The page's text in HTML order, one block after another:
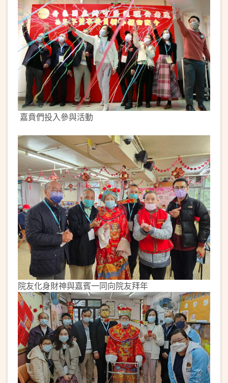
嘉賁們投入參與活動
院友化身財神與嘉賓一同向院友拜年